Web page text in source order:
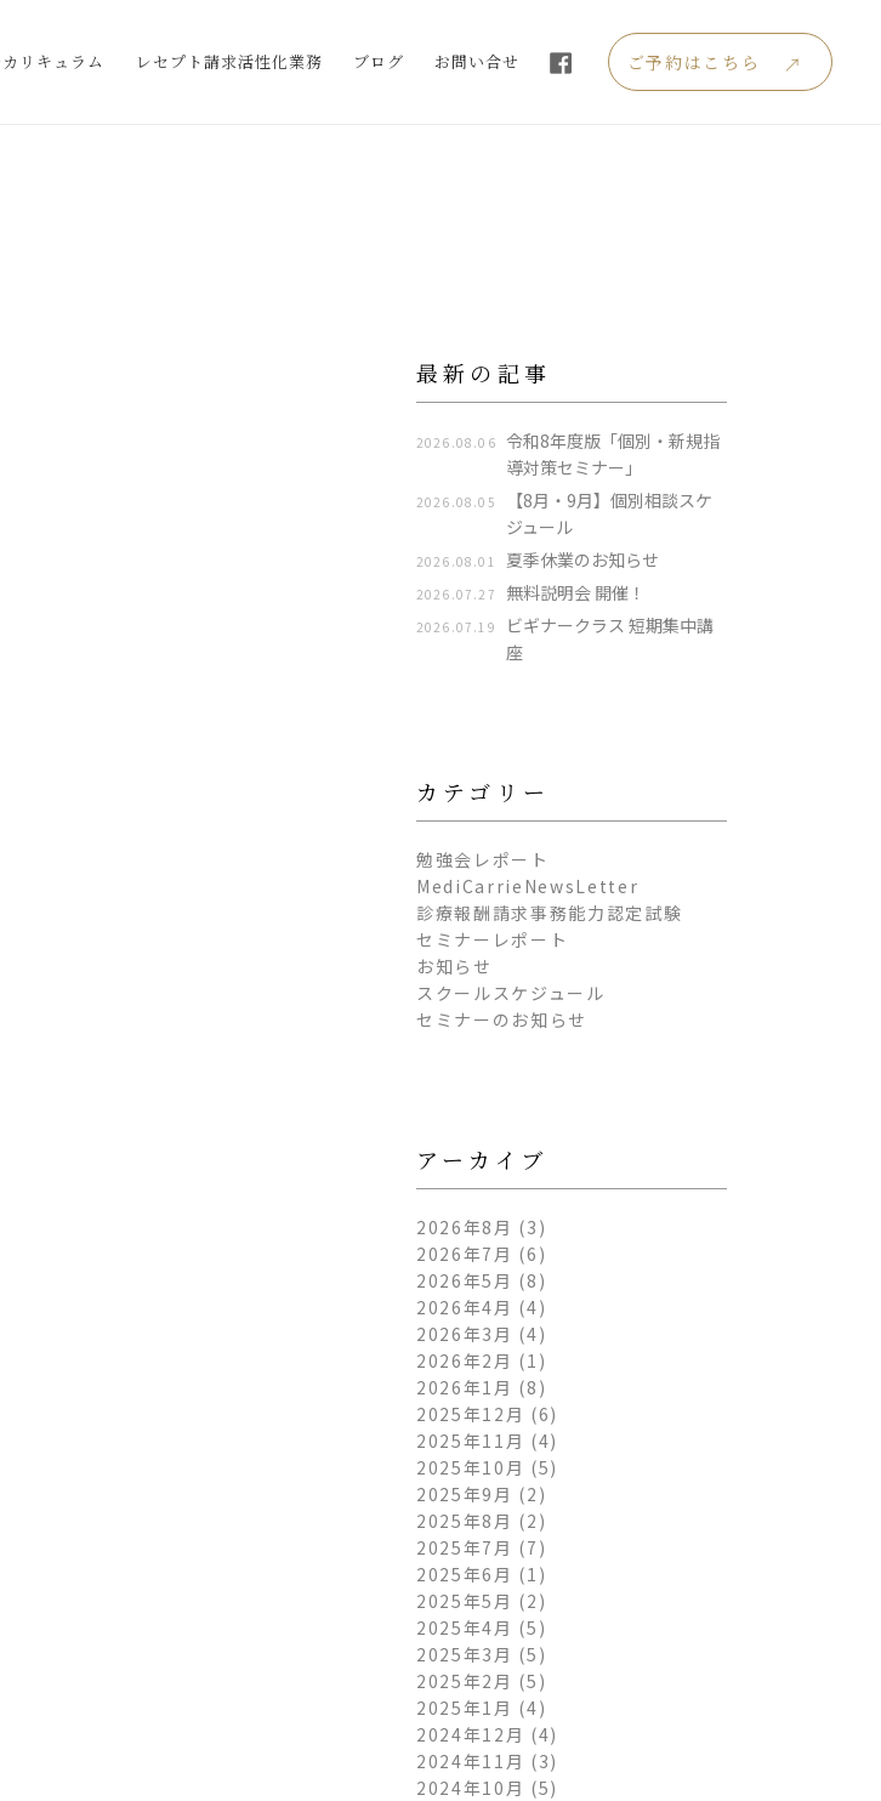
リキュラム レセプト請求活性化業務 ブログ お問い合せ ご予約はこちら
最新の記事
2026.08.06 令和8年度版「個別・新規指
導対策セミナー」
2026.08.05
【8月・9月】個別相談スケ
ジュール
2026.08.01 夏季休業のお知らせ
2026.07.27 無料説明会 開催！
2026.07.19
ビギナークラス 短期集中講
座
カテゴリー
勉強会レポート
MediCarrieNewsLetter
診療報酬請求事務能力認定試験
セミナーレポート
お知らせ
スクールスケジュール
セミナーのお知らせ
アーカイブ
2026年8月 (3)
2026年7月 (6)
2026年5月 (8)
2026年4月 (4)
2026年3月 (4)
2026年2月 (1)
2026年1月 (8)
2025年12月 (6)
2025年11月 (4)
2025年10月 (5)
2025年9月 (2)
2025年8月 (2)
2025年7月 (7)
2025年6月 (1)
2025年5月 (2)
2025年4月 (5)
2025年3月 (5)
2025年2月 (5)
2025年1月 (4)
2024年12月 (4)
2024年11月 (3)
2024年10月 (5)